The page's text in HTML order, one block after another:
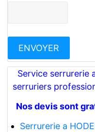
Service serrurerie
serruriers
Nos devis sont
Serrurerie a